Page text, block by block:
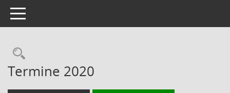
Toggle navigation
Rechercheauswahl
Termine 2020